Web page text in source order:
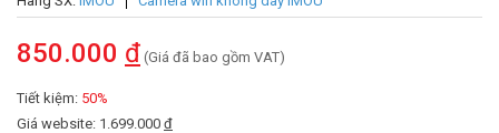
850.000 đ (Giá đã bao gồm VAT)
Tiết kiệm: 50%
Giá website: 1.699.000 đ